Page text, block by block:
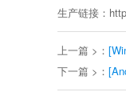
生产链接：
上一篇 >：
下一篇 >：